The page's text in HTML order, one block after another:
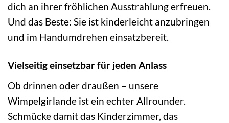
dich an ihrer fröhlichen Ausstrahlung erfreuen.
Und das Beste: Sie ist kinderleicht anzubringen
und im Handumdrehen einsatzbereit.
Vielseitig einsetzbar für jeden Anlass
Ob drinnen oder draußen – unsere
Wimpelgirlande ist ein echter Allrounder.
Schmücke damit das Kinderzimmer, das